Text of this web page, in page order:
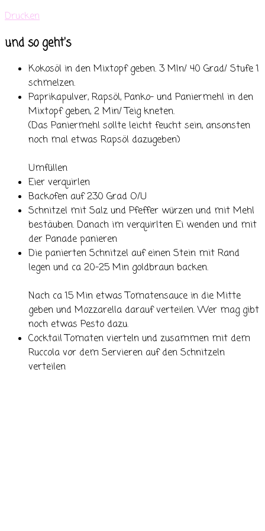
Drucken
und so geht's
Kokosöl in den Mixtopf geben. 3 MIn/ 40 Grad/ Stufe 1
schmelzen.
Paprikapulver, Rapsöl, Panko- und Paniermehl in den
Mixtopf geben, 2 Min/ Teig kneten.
(Das Paniermehl sollte leicht feucht sein, ansonsten
noch mal etwas Rapsöl dazugeben)
Umfüllen
Eier verquirlen
Backofen auf 230 Grad O/U
Schnitzel mit Salz und Pfeffer würzen und mit Mehl
bestäuben. Danach im verquirlten Ei wenden und mit
der Panade panieren
Die panierten Schnitzel auf einen Stein mit Rand
legen und ca 20-25 Min goldbraun backen.
Nach ca 15 Min etwas Tomatensauce in die Mitte
geben und Mozzarella darauf verteilen. Wer mag gibt
noch etwas Pesto dazu.
Cocktail Tomaten vierteln und zusammen mit dem
Ruccola vor dem Servieren auf den Schnitzeln
verteilen